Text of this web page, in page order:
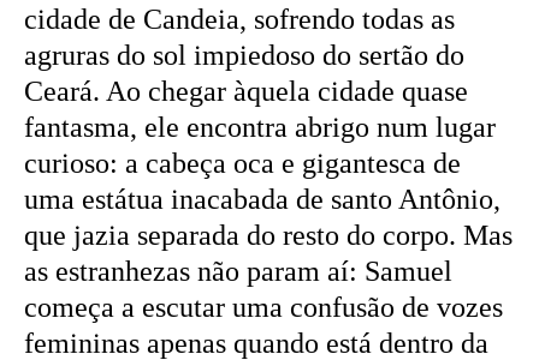
cidade de Candeia, sofrendo todas as
agruras do sol impiedoso do sertão do
Ceará. Ao chegar àquela cidade quase
fantasma, ele encontra abrigo num lugar
curioso: a cabeça oca e gigantesca de
uma estátua inacabada de santo Antônio,
que jazia separada do resto do corpo. Mas
as estranhezas não param aí: Samuel
começa a escutar uma confusão de vozes
femininas apenas quando está dentro da